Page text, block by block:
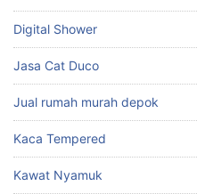
Digital Shower
Jasa Cat Duco
Jual rumah murah depok
Kaca Tempered
Kawat Nyamuk